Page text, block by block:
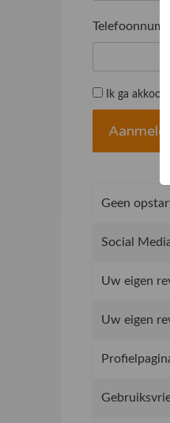
Ik ga
Geen
Social
Uw eigen
Uw eigen